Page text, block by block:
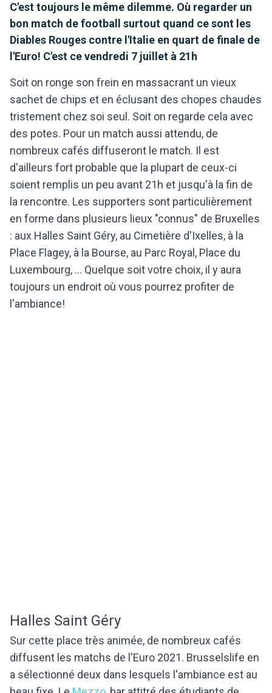
C'est toujours le même dilemme. Où regarder un
bon match de football surtout quand ce sont les
Diables Rouges contre l'Italie en quart de finale de
l'Euro! C'est ce vendredi 7 juillet à 21h
Soit on ronge son frein en massacrant un vieux
sachet de chips et en éclusant des chopes chaudes
tristement chez soi seul. Soit on regarde cela avec
des potes. Pour un match aussi attendu, de
nombreux cafés diffuseront le match. Il est
d'ailleurs fort probable que la plupart de ceux-ci
soient remplis un peu avant 21h et jusqu'à la fin de
la rencontre. Les supporters sont particulièrement
en forme dans plusieurs lieux "connus" de Bruxelles
: aux Halles Saint Géry, au Cimetière d'Ixelles, à la
Place Flagey, à la Bourse, au Parc Royal, Place du
Luxembourg, ... Quelque soit votre choix, il y aura
toujours un endroit où vous pourrez profiter de
l'ambiance!
Halles Saint Géry
Sur cette place très animée, de nombreux cafés
diffusent les matchs de l'Euro 2021. Brusselslife en
a sélectionné deux dans lesquels l'ambiance est au